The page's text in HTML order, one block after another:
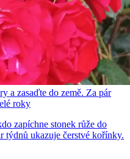
a zasaďte do země. Za pár
roky
zapíchne stonek růže do
týdnů ukazuje čerstvé kořínky.